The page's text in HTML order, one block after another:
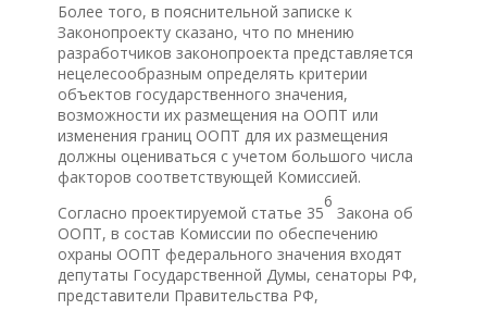
Более того, в пояснительной записке к
Законопроекту сказано, что по мнению
разработчиков законопроекта представляется
нецелесообразным определять критерии
объектов государственного значения,
возможности их размещения на ООПТ или
изменения границ ООПТ для их размещения
должны оцениваться с учетом большого числа
факторов соответствующей Комиссией.
Согласно проектируемой статье 35
6
Закона об
ООПТ, в состав Комиссии по обеспечению
охраны ООПТ федерального значения входят
депутаты Государственной Думы, сенаторы РФ,
представители Правительства РФ,